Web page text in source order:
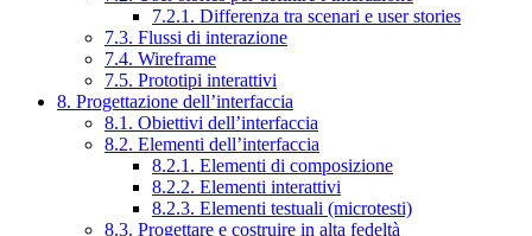
7.2.1. Differenza tra scenari e user stories
7.3. Flussi di interazione
7.4. Wireframe
7.5. Prototipi interattivi
8. Progettazione dell’interfaccia
8.1. Obiettivi dell’interfaccia
8.2. Elementi dell’interfaccia
8.2.1. Elementi di composizione
8.2.2. Elementi interattivi
8.2.3. Elementi testuali (microtesti)
8.3. Progettare e costruire in alta fedeltà